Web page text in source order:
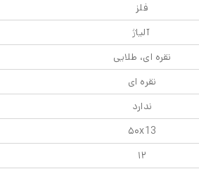
فلز
آلیاژ
نقره ای، طلایی
نقره ای
ندارد
۵۰x13
۱۲